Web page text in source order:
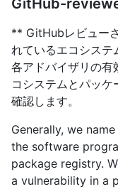
GitHub-
** GitHubレビュー
れているエコシステ
各アドバイザリの有
コシステムとパッ
確認します。
Generally, we
the software
package registry.
a vulnerability in a